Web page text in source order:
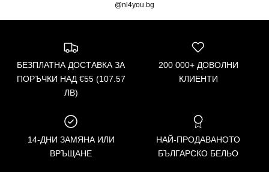
@nl4you.bg
БЕЗПЛАТНА ДОСТАВКА ЗА
ПОРЪЧКИ НАД €55 (107.57
ЛВ)
200 000+ ДОВОЛНИ
КЛИЕНТИ
14-ДНИ ЗАМЯНА ИЛИ
ВРЪЩАНЕ
НАЙ-ПРОДАВАНОТО
БЪЛГАРСКО БЕЛЬО